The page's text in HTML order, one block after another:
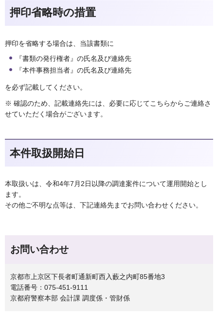
押印省略時の措置
押印を省略する場合は、当該書類に
『書類の発行権者』の氏名及び連絡先
『本件事務担当者』の氏名及び連絡先
を必ず記載してください。
※ 確認のため、記載連絡先には、必要に応じてこちらからご連絡さ
せていただく場合がございます。
本件取扱開始日
本取扱いは、令和4年7月2日以降の調達案件について運用開始とし
ます。
その他ご不明な点等は、下記連絡先までお問い合わせください。
お問い合わせ
京都市上京区下長者町通新町西入藪之内町85番地3
電話番号：075-451-9111
京都府警察本部 会計課 調度係・管財係